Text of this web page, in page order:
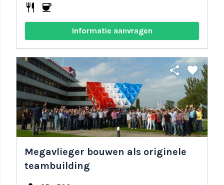
restaurant coffee
Informatie aanvragen
share favorite
Megavlieger bouwen als originele
teambuilding